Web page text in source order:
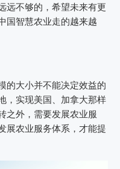
远不够的，希望未来有更
国智慧农业走的越来越
的大小并不能决定效益的
，实现美国、加拿大那样
之外，需要发展农业服
展农业服务体系，才能提